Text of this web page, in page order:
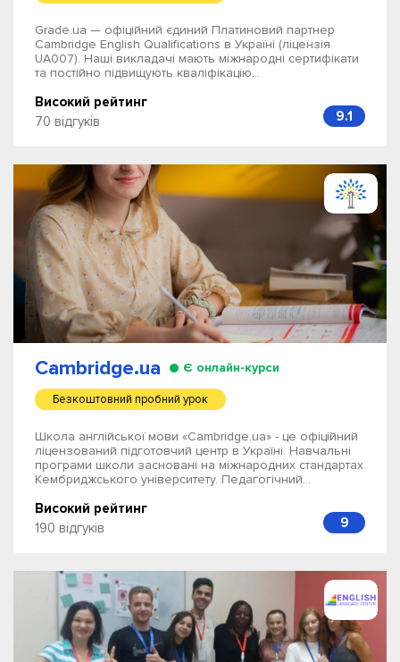
Grade.ua — офіційний єдиний Платиновий партнер
Cambridge English Qualifications в Україні (ліцензія
UA007). Наші викладачі мають міжнародні сертифікати
та постійно підвищують кваліфікацію...
Високий рейтинг
70 відгуків
9.1
Cambridge.ua Є онлайн-курси
Безкоштовний пробний урок
Школа англійської мови «Cambridge.ua» - це офіційний
ліцензований підготовчий центр в Україні. Навчальні
програми школи засновані на міжнародних стандартах
Кембриджського університету. Педагогічний...
Високий рейтинг
190 відгуків
9